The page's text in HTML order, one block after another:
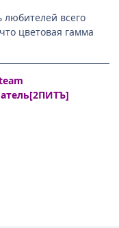
любителей всего
цветовая гамма